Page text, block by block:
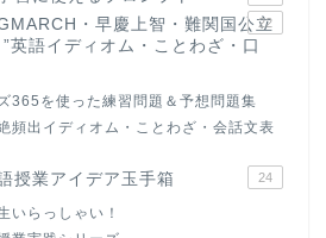
・早慶上智・難関国公立
英語イディオム・ことわざ・口
22
365を使った練習問題＆予想問題集
頻出イディオム・ことわざ・会話文表
授業アイデア玉手箱 24
いらっしゃい！